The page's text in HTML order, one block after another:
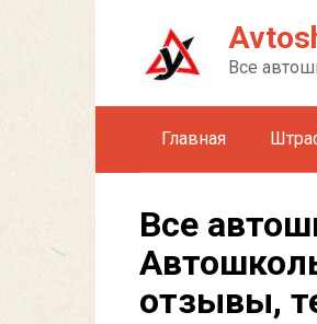
Все
Главная
Все
отзывы,